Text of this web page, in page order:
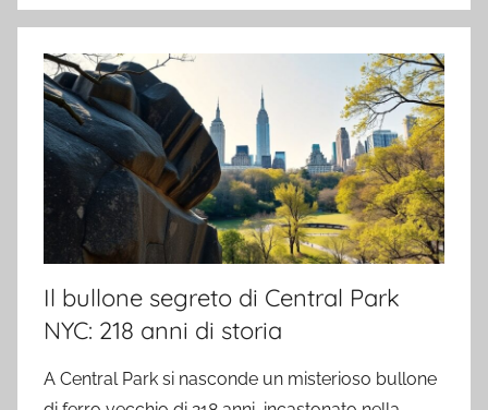
Il bullone segreto di Central Park
NYC: 218 anni di storia
A Central Park si nasconde un misterioso bullone